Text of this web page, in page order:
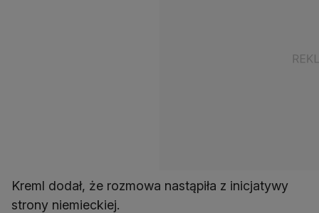
Kreml dodał, że rozmowa nastąpiła z inicjatywy
strony niemieckiej.